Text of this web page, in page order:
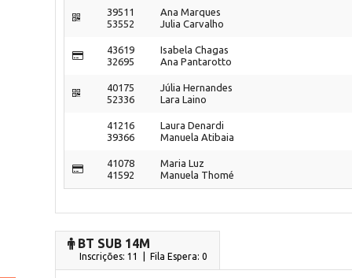
39511
53552
Ana Marques
Julia Carvalho
43619
32695
Isabela Chagas
Ana Pantarotto
40175
52336
Júlia Hernandes
Lara Laino
41216
39366
Laura Denardi
Manuela Atibaia
41078
41592
Maria Luz
Manuela Thomé
BT SUB 14M
Inscrições: 11 | Fila Espera: 0